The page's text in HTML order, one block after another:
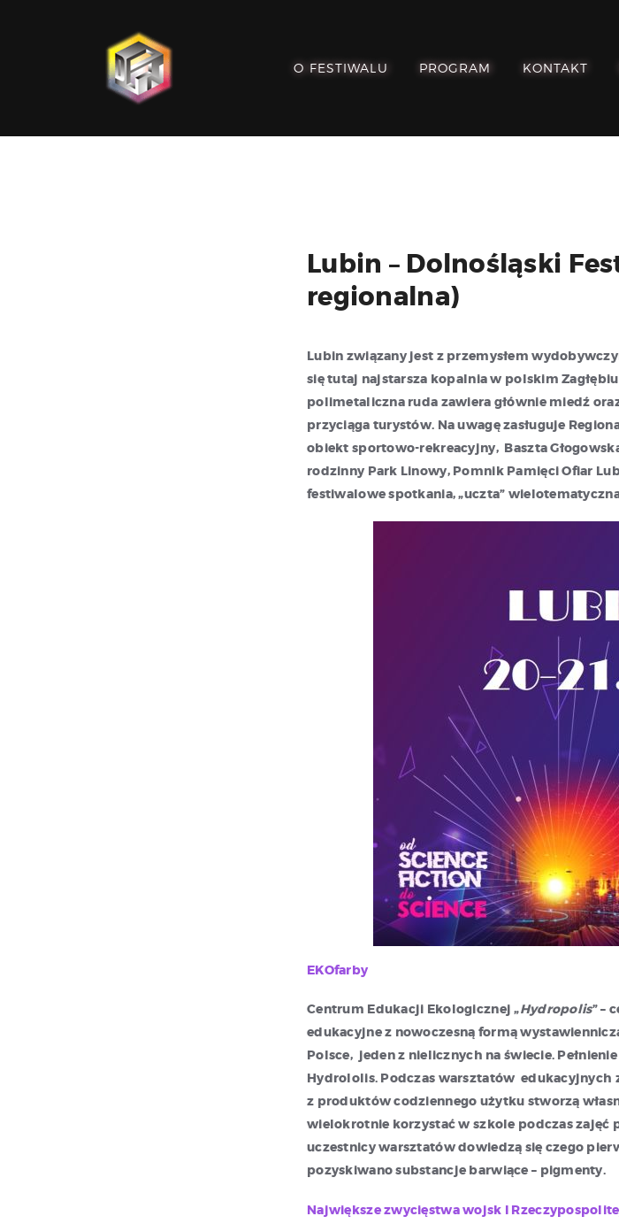
O FESTIWALU PROGRAM KONTAKT
PAMIĘTAJ!
PROGRAM
WYDARZEŃ
Lubin – Dolnośląski
regionalna)
Lubin związany jest z przemysłem
się tutaj najstarsza kopalnia w polskim
polimetaliczna ruda zawiera głównie miedź
przyciąga turystów. Na uwagę zasługuje
obiekt sportowo-rekreacyjny, Baszta
rodzinny Park Linowy, Pomnik Pamięci Ofiar
festiwalowe spotkania, „uczta”
EKOfarby
Centrum Edukacji Ekologicznej „Hydropolis” –
edukacyjne z nowoczesną formą
Polsce, jeden z nielicznych na świecie.
Hydrololis. Podczas warsztatów edukacyjnych
z produktów codziennego użytku stworzą
wielokrotnie korzystać w szkole podczas zajęć
uczestnicy warsztatów dowiedzą się czego
pozyskiwano substancje barwiące – pigmenty.
Największe zwycięstwa wojsk I